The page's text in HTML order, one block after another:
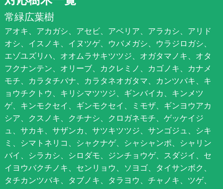
常緑広葉樹
アオキ、アカガシ、アセビ、アベリア、アラカシ、アリド
オシ、イスノキ、イヌツゲ、ウバメガシ、ウラジロガシ、
エゾユズリハ、オオムラサキツツジ、オガタマノキ、オタ
フクナンテン、オリーブ、カクレミノ、カゴノキ、カナメ
モチ、カラタチバナ、カラタネオガタマ、カンツバキ、キ
ョウチクトウ、キリシマツツジ、ギンバイカ、キンメツ
ゲ、キンモクセイ、ギンモクセイ、ミモザ、ギンヨウアカ
シア、クスノキ、クチナシ、クロガネモチ、ゲッケイジ
ュ、サカキ、サザンカ、サツキツツジ、サンゴジュ、シキ
ミ、シマトネリコ、シャクナゲ、シャシャンポ、シャリン
バイ、シラカシ、シロダモ、ジンチョウゲ、スダジイ、セ
イヨウバクチノキ、センリョウ、ソヨゴ、タイサンボク、
タチカンツバキ、タブノキ、タラヨウ、チャノキ、ツゲ、